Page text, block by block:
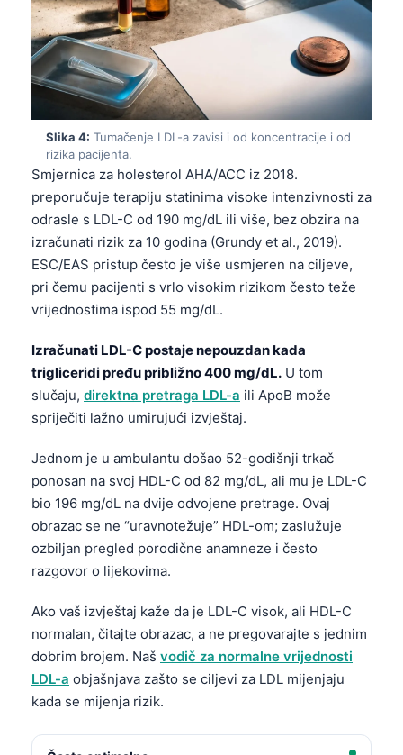
Slika 4: Tumačenje LDL-a zavisi i od koncentracije i od
rizika pacijenta.
Smjernica za holesterol AHA/ACC iz 2018.
preporučuje terapiju statinima visoke intenzivnosti za
odrasle s LDL-C od 190 mg/dL ili više, bez obzira na
izračunati rizik za 10 godina (Grundy et al., 2019).
ESC/EAS pristup često je više usmjeren na ciljeve,
pri čemu pacijenti s vrlo visokim rizikom često teže
vrijednostima ispod 55 mg/dL.
Izračunati LDL-C postaje nepouzdan kada
trigliceridi pređu približno 400 mg/dL. U tom
slučaju, direktna pretraga LDL-a ili ApoB može
spriječiti lažno umirujući izvještaj.
Jednom je u ambulantu došao 52-godišnji trkač
ponosan na svoj HDL-C od 82 mg/dL, ali mu je LDL-C
bio 196 mg/dL na dvije odvojene pretrage. Ovaj
obrazac se ne “uravnotežuje” HDL-om; zaslužuje
ozbiljan pregled porodične anamneze i često
razgovor o lijekovima.
Ako vaš izvještaj kaže da je LDL-C visok, ali HDL-C
normalan, čitajte obrazac, a ne pregovarajte s jednim
dobrim brojem. Naš vodič za normalne vrijednosti
LDL-a objašnjava zašto se ciljevi za LDL mijenjaju
kada se mijenja rizik.